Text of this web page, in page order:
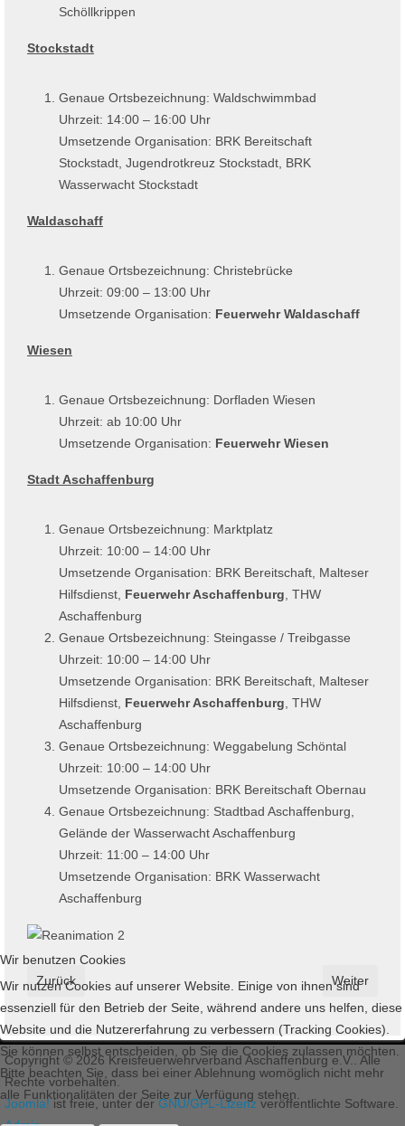
Schöllkrippen
Stockstadt
Genaue Ortsbezeichnung: Waldschwimmbad
Uhrzeit: 14:00 – 16:00 Uhr
Umsetzende Organisation: BRK Bereitschaft
Stockstadt, Jugendrotkreuz Stockstadt, BRK
Wasserwacht Stockstadt
Waldaschaff
Genaue Ortsbezeichnung: Christebrücke
Uhrzeit: 09:00 – 13:00 Uhr
Umsetzende Organisation: Feuerwehr Waldaschaff
Wiesen
Genaue Ortsbezeichnung: Dorfladen Wiesen
Uhrzeit: ab 10:00 Uhr
Umsetzende Organisation: Feuerwehr Wiesen
Stadt Aschaffenburg
Genaue Ortsbezeichnung: Marktplatz
Uhrzeit: 10:00 – 14:00 Uhr
Umsetzende Organisation: BRK Bereitschaft, Malteser
Hilfsdienst, Feuerwehr Aschaffenburg, THW
Aschaffenburg
Genaue Ortsbezeichnung: Steingasse / Treibgasse
Uhrzeit: 10:00 – 14:00 Uhr
Umsetzende Organisation: BRK Bereitschaft, Malteser
Hilfsdienst, Feuerwehr Aschaffenburg, THW
Aschaffenburg
Genaue Ortsbezeichnung: Weggabelung Schöntal
Uhrzeit: 10:00 – 14:00 Uhr
Umsetzende Organisation: BRK Bereitschaft Obernau
Genaue Ortsbezeichnung: Stadtbad Aschaffenburg,
Gelände der Wasserwacht Aschaffenburg
Uhrzeit: 11:00 – 14:00 Uhr
Umsetzende Organisation: BRK Wasserwacht
Aschaffenburg
Vorheriger Beitrag: LFV Bayern informiert - Neues
Zurück Nächster
Weiter
Copyright © 2026 Kreisfeuerwehrverband Aschaffenburg e.V.. Alle
Rechte vorbehalten.
Joomla!ist freie, unter derGNU/GPL-Lizenzveröffentlichte Software.
Wir benutzen Cookies
Wir nutzen Cookies auf unserer Website. Einige von ihnen sind
essenziell für den Betrieb der Seite, während andere uns helfen, diese
Website und die Nutzererfahrung zu verbessern (Tracking Cookies).
Sie können selbst entscheiden, ob Sie die Cookies zulassen möchten.
Bitte beachten Sie, dass bei einer Ablehnung womöglich nicht mehr
alle Funktionalitäten der Seite zur Verfügung stehen.